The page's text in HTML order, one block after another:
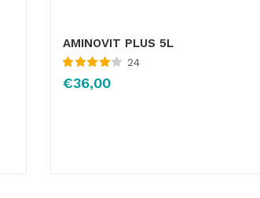
AMINOVIT PLUS 5L
con4.04
24
€36,00